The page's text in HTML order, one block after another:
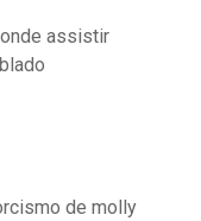
assistir
de molly